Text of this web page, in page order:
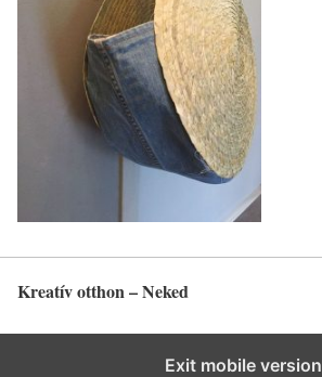
Kreatív otthon – Neked
Exit mobile version